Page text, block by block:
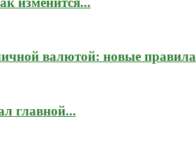
валютой: новые правила
главной...